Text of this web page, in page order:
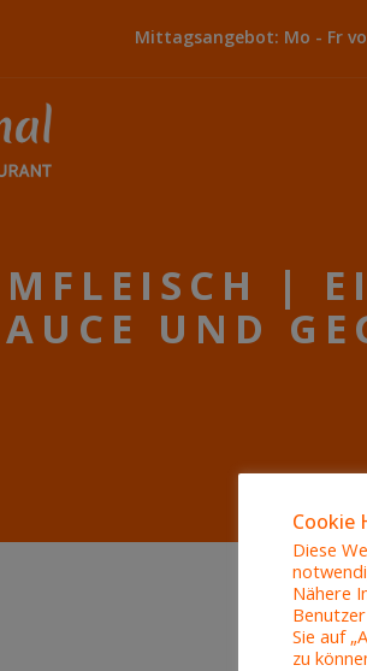
Mittagsangebot: Mo - Fr
|
UND
Cookie
Diese
Nähere
Sie auf
zu